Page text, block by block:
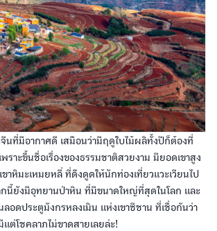
อากาศดี เสมือนว่ามีฤดูใบไม้ผลิทั้งปีก็ต้องที่
าะขึ้นชื่อเรื่องของธรรมชาติสวยงาม มียอดเขาสูง
าหิมะเหมยหลี่ ที่ดึงดูดให้นักท่องเที่ยวแวะเวียนไป
นี้ยังมีอุทยานป่าหิน ที่มีขนาดใหญ่ที่สุดในโลก และ
ลอดประตูมังกรหลงเมิน แห่งเขาซีชาน ที่เชื่อกันว่า
ต่โชคลาภไม่ขาดสายเลยล่ะ!